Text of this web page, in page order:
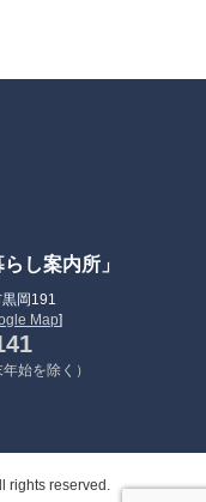
し案内所」
岡191
Map]
始を除く）
rights reserved.